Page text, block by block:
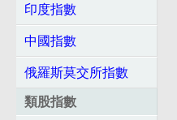
印度指數
中國指數
俄羅斯莫交所指數
類股指數